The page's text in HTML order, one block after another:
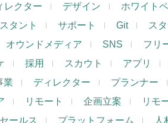
レクター デザイン ホワイト
タント サポート Git ス
オウンドメディア SNS
フリ
採用 スカウト
アプリ
業 ディレクター プランナー
リモート 企画立案
リモ
ールス プラットフォーム 人